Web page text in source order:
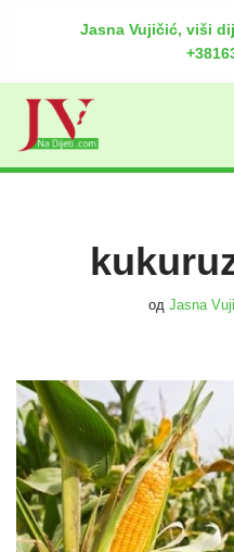
Jasna Vujičić, viši
од Jasna